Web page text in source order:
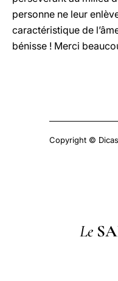
personne ne leur
caractéristique de
bénisse ! Merci
Copyright ©
Le